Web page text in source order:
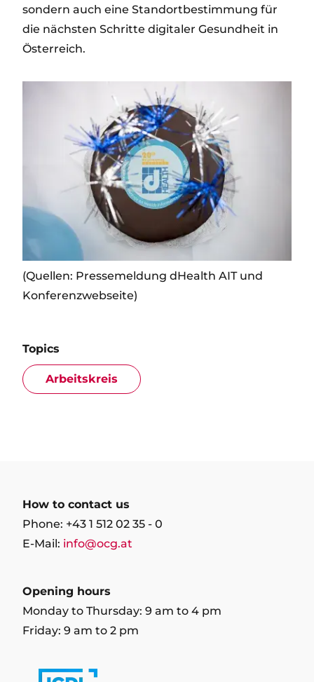
sondern auch eine Standortbestimmung für
die nächsten Schritte digitaler Gesundheit in
Österreich.
(Quellen: Pressemeldung dHealth AIT und
Konferenzwebseite)
Topics
Arbeitskreis
How to contact us
Phone: +43 1 512 02 35 - 0
E-Mail: info@ocg.at
Opening hours
Monday to Thursday: 9 am to 4 pm
Friday: 9 am to 2 pm